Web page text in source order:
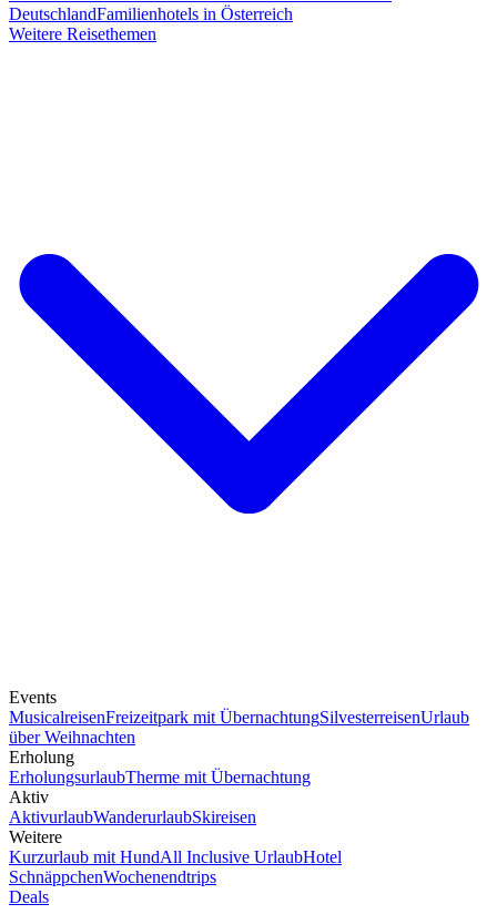
DeutschlandFamilienhotels in Österreich
Weitere Reisethemen
Events
MusicalreisenFreizeitpark mit ÜbernachtungSilvesterreisenUrlaub
über Weihnachten
Erholung
ErholungsurlaubTherme mit Übernachtung
Aktiv
AktivurlaubWanderurlaubSkireisen
Weitere
Kurzurlaub mit HundAll Inclusive UrlaubHotel
SchnäppchenWochenendtrips
Deals